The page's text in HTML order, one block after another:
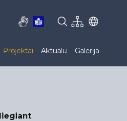
Projektai Aktualu Galerija